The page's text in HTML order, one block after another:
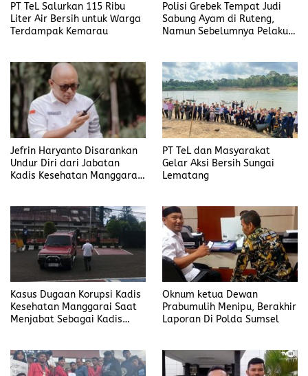
PT TeL Salurkan 115 Ribu
Liter Air Bersih untuk Warga
Terdampak Kemarau
Polisi Grebek Tempat Judi
Sabung Ayam di Ruteng,
Namun Sebelumnya Pelaku
Jefrin Haryanto Disarankan
Undur Diri dari Jabatan
Kadis Kesehatan Manggarai,
PT TeL dan Masyarakat
Gelar Aksi Bersih Sungai
Lematang
Kasus Dugaan Korupsi Kadis
Kesehatan Manggarai Saat
Menjabat Sebagai Kadis
Oknum ketua Dewan
Prabumulih Menipu, Berakhir
Laporan Di Polda Sumsel